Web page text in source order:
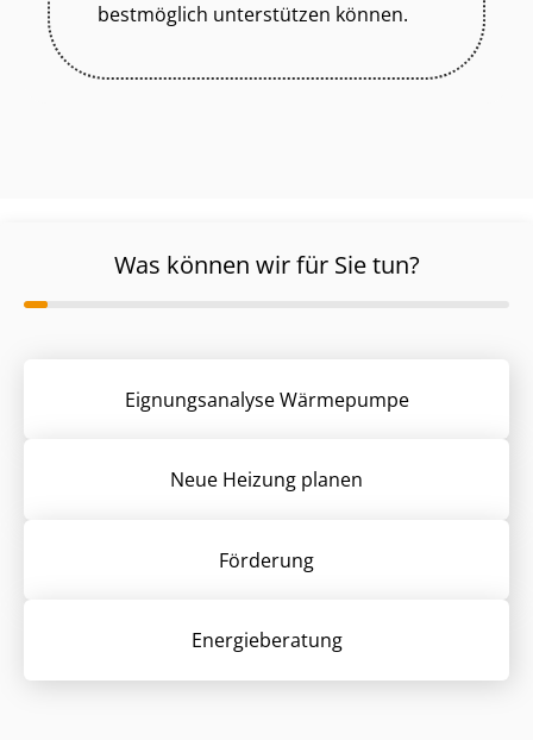
bestmöglich unterstützen können.
Was können wir für Sie tun?
Eignungsanalyse Wärmepumpe
Neue Heizung planen
Förderung
Energieberatung